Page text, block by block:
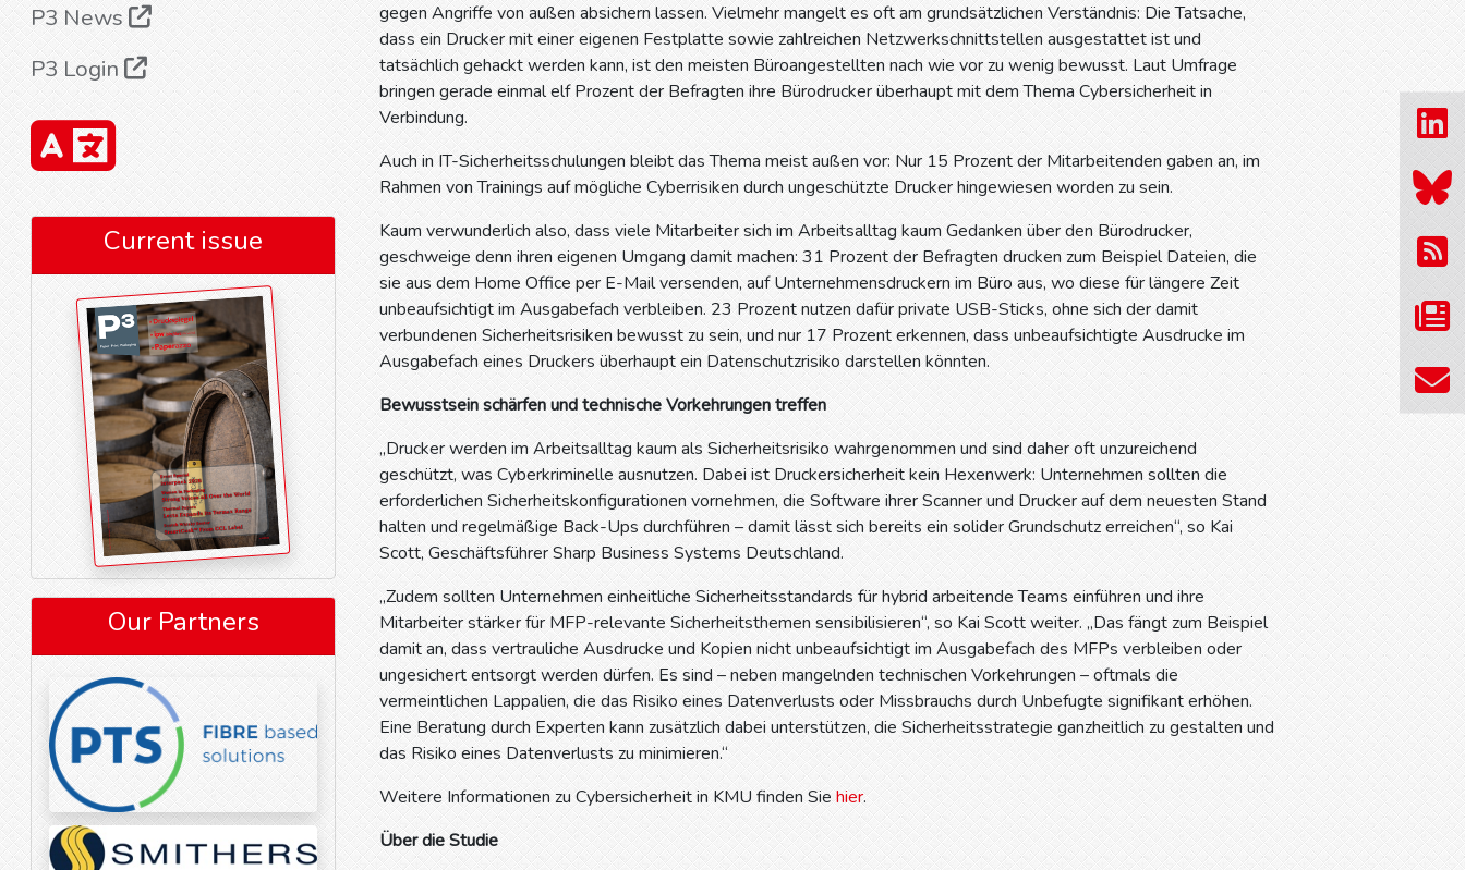
P3 News
P3 Login
Current issue
Our Partners
gegen Angriffe von außen absichern lassen. Vielmehr mangelt es oft am grundsätzlichen Verständnis: Die Tatsache,
dass ein Drucker mit einer eigenen Festplatte sowie zahlreichen Netzwerkschnittstellen ausgestattet ist und
tatsächlich gehackt werden kann, ist den meisten Büroangestellten nach wie vor zu wenig bewusst. Laut Umfrage
bringen gerade einmal elf Prozent der Befragten ihre Bürodrucker überhaupt mit dem Thema Cybersicherheit in
Verbindung.
Auch in IT-Sicherheitsschulungen bleibt das Thema meist außen vor: Nur 15 Prozent der Mitarbeitenden gaben an, im
Rahmen von Trainings auf mögliche Cyberrisiken durch ungeschützte Drucker hingewiesen worden zu sein.
Kaum verwunderlich also, dass viele Mitarbeiter sich im Arbeitsalltag kaum Gedanken über den Bürodrucker,
geschweige denn ihren eigenen Umgang damit machen: 31 Prozent der Befragten drucken zum Beispiel Dateien, die
sie aus dem Home Office per E-Mail versenden, auf Unternehmensdruckern im Büro aus, wo diese für längere Zeit
unbeaufsichtigt im Ausgabefach verbleiben. 23 Prozent nutzen dafür private USB-Sticks, ohne sich der damit
verbundenen Sicherheitsrisiken bewusst zu sein, und nur 17 Prozent erkennen, dass unbeaufsichtigte Ausdrucke im
Ausgabefach eines Druckers überhaupt ein Datenschutzrisiko darstellen könnten.
Bewusstsein schärfen und technische Vorkehrungen treffen
„Drucker werden im Arbeitsalltag kaum als Sicherheitsrisiko wahrgenommen und sind daher oft unzureichend
geschützt, was Cyberkriminelle ausnutzen. Dabei ist Druckersicherheit kein Hexenwerk: Unternehmen sollten die
erforderlichen Sicherheitskonfigurationen vornehmen, die Software ihrer Scanner und Drucker auf dem neuesten Stand
halten und regelmäßige Back-Ups durchführen – damit lässt sich bereits ein solider Grundschutz erreichen“, so Kai
Scott, Geschäftsführer Sharp Business Systems Deutschland.
„Zudem sollten Unternehmen einheitliche Sicherheitsstandards für hybrid arbeitende Teams einführen und ihre
Mitarbeiter stärker für MFP-relevante Sicherheitsthemen sensibilisieren“, so Kai Scott weiter. „Das fängt zum Beispiel
damit an, dass vertrauliche Ausdrucke und Kopien nicht unbeaufsichtigt im Ausgabefach des MFPs verbleiben oder
ungesichert entsorgt werden dürfen. Es sind – neben mangelnden technischen Vorkehrungen – oftmals die
vermeintlichen Lappalien, die das Risiko eines Datenverlusts oder Missbrauchs durch Unbefugte signifikant erhöhen.
Eine Beratung durch Experten kann zusätzlich dabei unterstützen, die Sicherheitsstrategie ganzheitlich zu gestalten und
das Risiko eines Datenverlusts zu minimieren.“
Weitere Informationen zu Cybersicherheit in KMU finden Siehier.
Über die Studie